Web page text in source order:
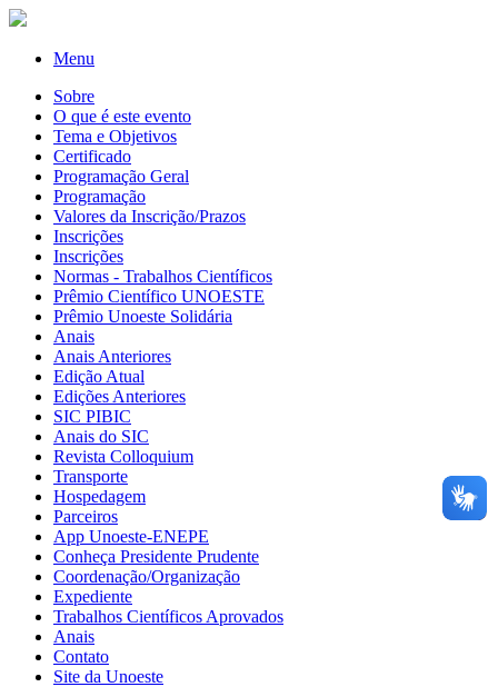
Menu
Sobre
O que é este evento
Tema e Objetivos
Certificado
Programação Geral
Programação
Valores da Inscrição/Prazos
Inscrições
Inscrições
Normas - Trabalhos Científicos
Prêmio Científico UNOESTE
Prêmio Unoeste Solidária
Anais
Anais Anteriores
Edição Atual
Edições Anteriores
SIC PIBIC
Anais do SIC
Revista Colloquium
Transporte
Hospedagem
Parceiros
App Unoeste-ENEPE
Conheça Presidente Prudente
Coordenação/Organização
Expediente
Trabalhos Científicos Aprovados
Anais
Contato
Site da Unoeste